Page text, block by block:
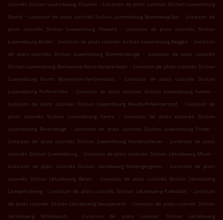
cuisinés Sicilian Luxembourg Clausen . Livraison de plats cuisinés Sicilian Luxembourg
Grund . Livraison de plats cuisinés Sicilian Luxembourg Bouneweg-Süd . Livraison de
plats cuisinés Sicilian Luxembourg Howald
.
Livraison de plats cuisinés Sicilian
Luxembourg Bridel . Livraison de plats cuisinés Sicilian Luxembourg Beggen . Livraison
de plats cuisinés Sicilian Luxembourg Dommeldange
. Livraison de plats cuisinés
Sicilian Luxembourg Bonnevoie-Nord-Verlorenkost . Livraison de plats cuisinés Sicilian
Luxembourg North Bonnevoie-Verlorenkost
.
Livraison de plats cuisinés Sicilian
Luxembourg Polfermillen
. Livraison de plats cuisinés Sicilian Luxembourg Hamm
.
Livraison de plats cuisinés Sicilian Luxembourg Neudorf-Weimershof
. Livraison de
plats cuisinés Sicilian Luxembourg Cents
.
Livraison de plats cuisinés Sicilian
Luxembourg Bereldange
. Livraison de plats cuisinés Sicilian Luxembourg Findel
.
Livraison de plats cuisinés Sicilian Luxembourg Kockelscheuer . Livraison de plats
cuisinés Sicilian Luxembourg . Livraison de plats cuisinés Sicilian Lëtzebuerg Märel .
Livraison de plats cuisinés Sicilian Lëtzebuerg Rollengergronn
. Livraison de plats
cuisinés Sicilian Lëtzebuerg Belair . Livraison de plats cuisinés Sicilian Lëtzebuerg
Lampertsbierg . Livraison de plats cuisinés Sicilian Lëtzebuerg Pafendall . Livraison
de plats cuisinés Sicilian Lëtzebuerg Gaasperech . Livraison de plats cuisinés Sicilian
Lëtzebuerg Millebaach
.
Livraison de plats cuisinés Sicilian Lëtzebuerg